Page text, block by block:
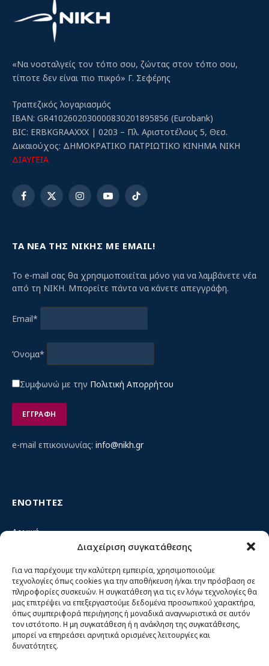
Διαχείριση συγκατάθεσης
Για να παρέχουμε την καλύτερη εμπειρία, χρησιμοποιούμε
τεχνολογίες όπως cookies για την αποθήκευση ή/και την πρόσβαση σε
πληροφορίες συσκευών. Η συγκατάθεση για τις εν λόγω τεχνολογίες θα
μας επιτρέψει να επεξεργαστούμε δεδομένα προσωπικού χαρακτήρα,
όπως συμπεριφορά περιήγησης ή μοναδικά αναγνωριστικά σε αυτόν
τον ιστότοπο. Η μη συγκατάθεση ή η ανάκληση της συγκατάθεσης,
μπορεί να επηρεάσει αρνητικά ορισμένες λειτουργίες και
δυνατότητες.
«Να νοσταλγείς τον τόπο σου, ζώντας στον τόπο σου,
τίποτε δεν είναι πιο πικρό» Γ. Σεφέρης
Τραπεζικός λογαριασμός
IBAN: GR4102602030000830201895856 (Eurobank)
BIC: ERBKGRAAXXX | 0203 – Πλ. Αριστοτέλους 5, Θεσ.
Δικαιούχος: ΔΗΜΟΚΡΑΤΙΚΟ ΠΑΤΡΙΩΤΙΚΟ ΚΙΝΗΜΑ ΝΙΚΗ
ΔΙΑΥΓΕΙΑ
Facebook
X
InstagramYouTubeTikTok
ΤΑ ΝΕΑ ΤΗΣ ΝΙΚΗΣ ΜΕ EMAIL!
Το e-mail σας θα χρησιμοποιείται μόνο για να λαμβάνετε νέα
από τη ΝΙΚΗ. Μπορείτε πάντα να κάνετε απεγγράφη.
Email*
Όνομα*
Συμφωνώ με την Πολιτική Απορρήτου
e-mail επικοινωνίας: info@nikh.gr
ΕΝΟΤΗΤΕΣ
Αρχική
Κίνημα ΝΙΚΗ – Ποιοι είμαστε, αρχές & δράση
Θέσεις
Πρόσωπα
Όργανα και ομάδες
Βίντεο
Δελτία Τύπου